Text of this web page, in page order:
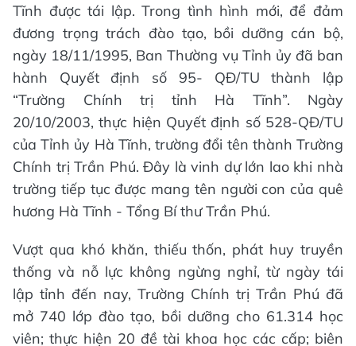
Tĩnh được tái lập. Trong tình hình mới, để đảm
đương trọng trách đào tạo, bồi dưỡng cán bộ,
ngày 18/11/1995, Ban Thường vụ Tỉnh ủy đã ban
hành Quyết định số 95- QĐ/TU thành lập
“Trường Chính trị tỉnh Hà Tĩnh”. Ngày
20/10/2003, thực hiện Quyết định số 528-QĐ/TU
của Tỉnh ủy Hà Tĩnh, trường đổi tên thành Trường
Chính trị Trần Phú. Đây là vinh dự lớn lao khi nhà
trường tiếp tục được mang tên người con của quê
hương Hà Tĩnh - Tổng Bí thư Trần Phú.
Vượt qua khó khăn, thiếu thốn, phát huy truyền
thống và nỗ lực không ngừng nghỉ, từ ngày tái
lập tỉnh đến nay, Trường Chính trị Trần Phú đã
mở 740 lớp đào tạo, bồi dưỡng cho 61.314 học
viên; thực hiện 20 đề tài khoa học các cấp; biên